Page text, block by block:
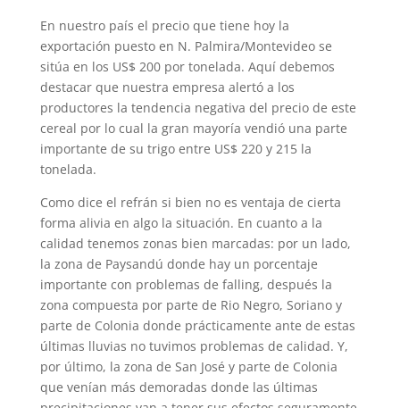
En nuestro país el precio que tiene hoy la
exportación puesto en N. Palmira/Montevideo se
sitúa en los US$ 200 por tonelada. Aquí debemos
destacar que nuestra empresa alertó a los
productores la tendencia negativa del precio de este
cereal por lo cual la gran mayoría vendió una parte
importante de su trigo entre US$ 220 y 215 la
tonelada.
Como dice el refrán si bien no es ventaja de cierta
forma alivia en algo la situación. En cuanto a la
calidad tenemos zonas bien marcadas: por un lado,
la zona de Paysandú donde hay un porcentaje
importante con problemas de falling, después la
zona compuesta por parte de Rio Negro, Soriano y
parte de Colonia donde prácticamente ante de estas
últimas lluvias no tuvimos problemas de calidad. Y,
por último, la zona de San José y parte de Colonia
que venían más demoradas donde las últimas